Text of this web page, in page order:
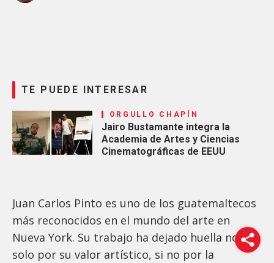
TE PUEDE INTERESAR
ORGULLO CHAPÍN
Jairo Bustamante integra la
Academia de Artes y Ciencias
Cinematográficas de EEUU
Juan Carlos Pinto es uno de los guatemaltecos
más reconocidos en el mundo del arte en
Nueva York. Su trabajo ha dejado huella no
solo por su valor artístico, si no por la